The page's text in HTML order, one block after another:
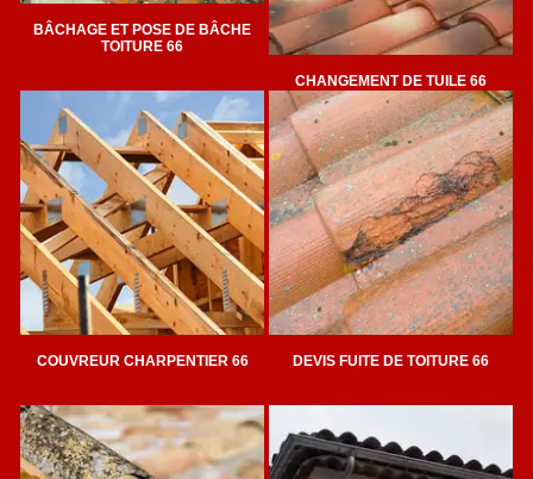
BÂCHAGE ET POSE DE BÂCHE
TOITURE 66
CHANGEMENT DE TUILE 66
COUVREUR CHARPENTIER 66 DEVIS FUITE DE TOITURE 66